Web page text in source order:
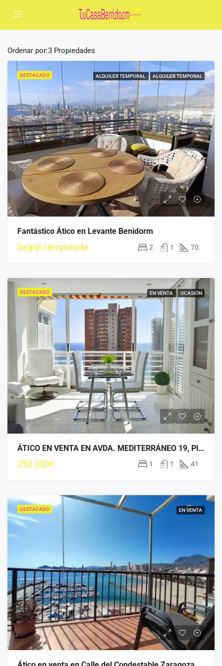
3 Propiedades
Ordenar por:
DESTACADO ALQUILER TEMPORAL ALQUILER TEMPORAL
Fantástico Ático en Levante Benidorm
Según temporada 2 1 70
DESTACADO EN VENTA OCASIÓN
ÁTICO EN VENTA EN AVDA. MEDITERRÁNEO 19, Playa de Levante, Benidorm REF422N
250.000€ 1 1 41
DESTACADO EN VENTA